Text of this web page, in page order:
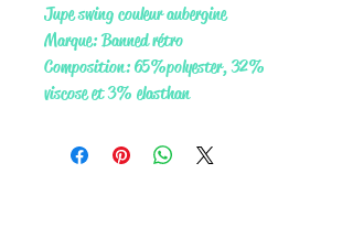
Jupe swing couleur aubergine
Marque: Banned rétro
Composition: 65% polyester, 32%
viscose et 3% elasthan